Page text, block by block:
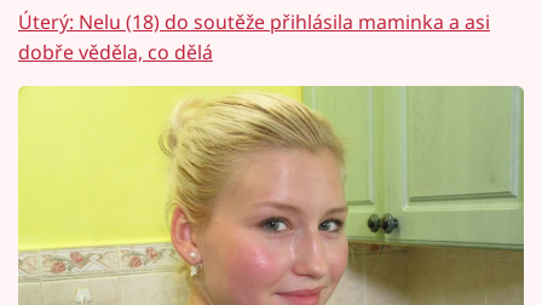
Úterý: Nelu (18) do soutěže přihlásila maminka a asi
dobře věděla, co dělá